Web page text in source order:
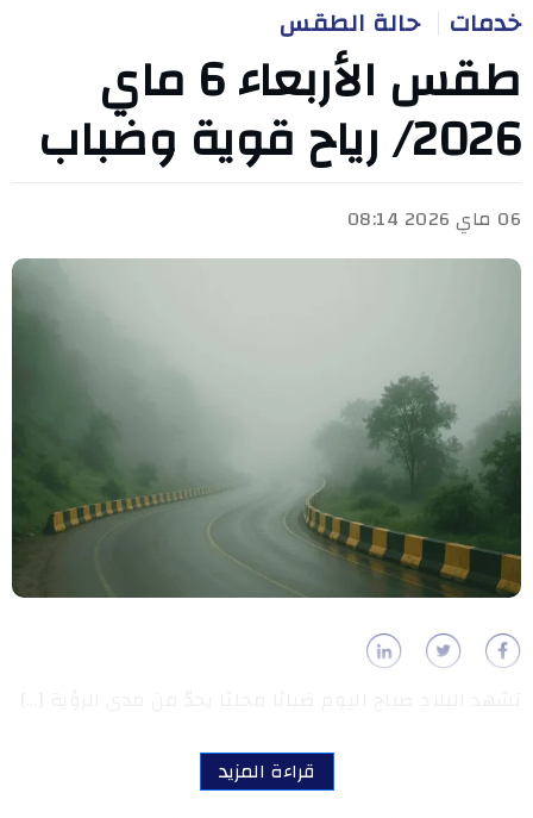
خدمات حالة الطقس
طقس الأربعاء 6 ماي
2026/ رياح قوية وضباب
06 ماي 2026 08:14
قراءة المزيد